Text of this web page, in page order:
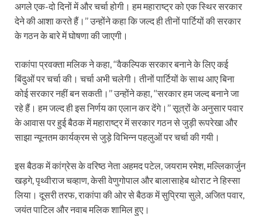
अगले एक-दो दिनों में और चर्चा होगी। हम महाराष्ट्र को एक स्थिर सरकार
देने की आशा करते हैं।’’ उन्होंने कहा कि जल्द ही तीनों पार्टियों की सरकार
के गठन के बारे में घोषणा की जाएगी।
राकांपा प्रवक्ता मलिक ने कहा, ‘‘वैकल्पिक सरकार बनाने के लिए कई
बिंदुओं पर चर्चा की। चर्चा अभी चलेगी। तीनों पार्टियों के साथ आए बिना
कोई सरकार नहीं बन सकती।’’ उन्होंने कहा, ‘‘सरकार हम जल्द बनाने जा
रहे हैं। हम जल्द ही इस निर्णय का एलान कर देंगे।’’ सूत्रों के अनुसार पवार
के आवास पर हुई बैठक में महाराष्ट्र में सरकार गठन से जुड़ी रूपरेखा और
साझा न्यूनतम कार्यक्रम से जुड़े विभिन्न पहलुओं पर चर्चा की गयी।
इस बैठक में कांग्रेस के वरिष्ठ नेता अहमद पटेल, जयराम रमेश, मल्लिकार्जुन
खड़गे, पृथ्वीराज चव्हाण, केसी वेणुगोपाल और बालासाहेब थोराट ने हिस्सा
लिया। दूसरी तरफ, राकांपा की ओर से बैठक में सुप्रिया सुले, अजित पवार,
जयंत पाटिल और नवाब मलिक शामिल हुए।